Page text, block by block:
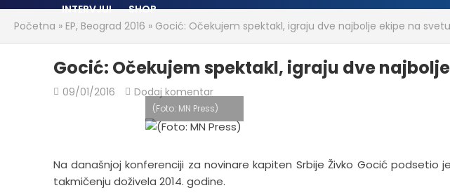
INTERVJUI
SHOP
Početna » EP, Beograd 2016 » Gocić: Očekujem spektakl, igraju dve najbolje ekipe na svetu
Gocić: Očekujem spektakl, igraju dve
09/01/2016 Dodaj komentar
(Foto: MN Press)
Na današnjoj konferenciji za novinare kapiten Srbije Živko Gocić podsetio
takmičenju doživela 2014. godine.